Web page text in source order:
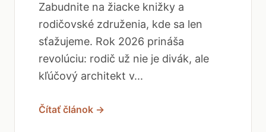
Zabudnite na žiacke knižky a
rodičovské združenia, kde sa len
sťažujeme. Rok 2026 prináša
revolúciu: rodič už nie je divák, ale
kľúčový architekt v...
Čítať článok →